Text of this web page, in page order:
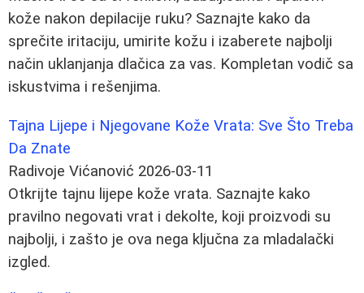
kože nakon depilacije ruku? Saznajte kako da
sprečite iritaciju, umirite kožu i izaberete najbolji
način uklanjanja dlačica za vas. Kompletan vodič sa
iskustvima i rešenjima.
Tajna Lijepe i Njegovane Kože Vrata: Sve Što Treba
Da Znate
Radivoje Vićanović 2026-03-11
Otkrijte tajnu lijepe kože vrata. Saznajte kako
pravilno negovati vrat i dekolte, koji proizvodi su
najbolji, i zašto je ova nega ključna za mladalački
izgled.